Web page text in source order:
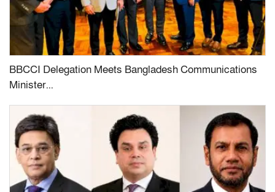
BBCCI Delegation Meets Bangladesh Communications
Minister...